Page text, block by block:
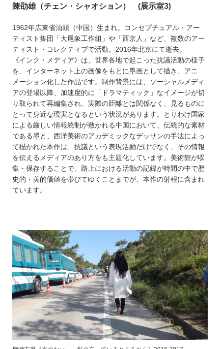
陳劭雄（チェン・シャオション） (展示室3)
1962年広東省汕頭（中国）生まれ。コンセプチュアル・アー
ティスト集団「大尾象工作組」や「西京人」など、複数のアー
ティスト・コレクティブで活動。2016年北京にて逝去。
《インク・メディア》は、世界各地で起こった抗議活動の様子
を、インターネット上の画像をもとに墨画として描き、アニ
メーション化した作品です。制作背景には、ソーシャルメディ
アの登場以降、加速度的に「ドラマティック」なイメージが切
り取られて再編集され、実際の距離とは関係なく、見るものに
とって身近な現実となるという状況があります。とりわけ国家
による厳しい情報統制が敷かれる中国において、伝統的な素材
である墨と、西洋美術のアカデミックなデッサンの手法によっ
て描かれた本作は、抗議という表現活動だけでなく、その情報
を伝えるメディアのあり方をも主題化しています。美術館が収
集・保存することで、路上における活動の記録が時間の中で歴
史的・美的価値を帯びてゆくことまでが、本作の射程に含まれ
ています。